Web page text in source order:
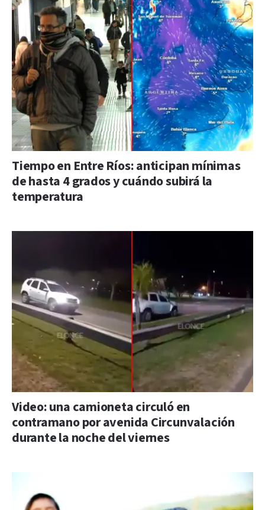
Tiempo en Entre Ríos: anticipan mínimas
de hasta 4 grados y cuándo subirá la
temperatura
Video: una camioneta circuló en
contramano por avenida Circunvalación
durante la noche del viernes